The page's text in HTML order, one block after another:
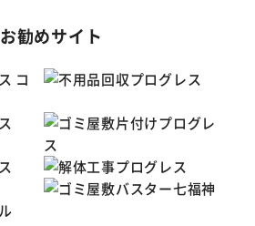
お勧めサイト